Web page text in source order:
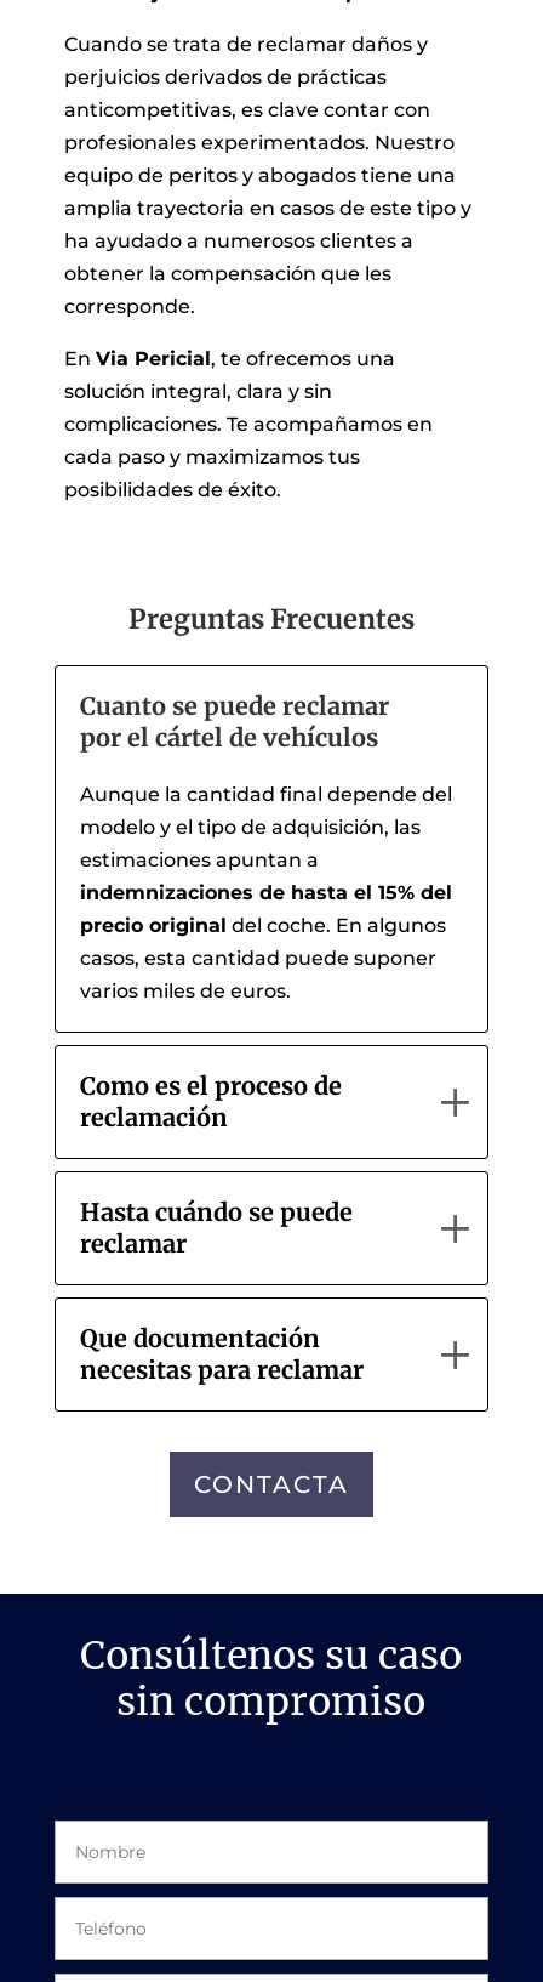
Cuando se trata de reclamar daños y
perjuicios derivados de prácticas
anticompetitivas, es clave contar con
profesionales experimentados. Nuestro
equipo de peritos y abogados tiene una
amplia trayectoria en casos de este tipo y
ha ayudado a numerosos clientes a
obtener la compensación que les
corresponde.
En Via Pericial, te ofrecemos una
solución integral, clara y sin
complicaciones. Te acompañamos en
cada paso y maximizamos tus
posibilidades de éxito.
Preguntas Frecuentes
Cuanto se puede reclamar
por el cártel de vehículos
Aunque la cantidad final depende del
modelo y el tipo de adquisición, las
estimaciones apuntan a
indemnizaciones de hasta el 15% del
precio original del coche. En algunos
casos, esta cantidad puede suponer
varios miles de euros.
Como es el proceso de
reclamación
Hasta cuándo se puede
reclamar
Que documentación
necesitas para reclamar
CONTACTA
Consúltenos su caso
sin compromiso